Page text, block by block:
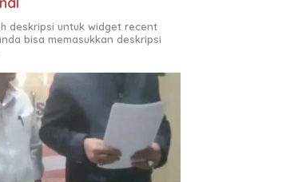
deskripsi untuk widget recent
bisa memasukkan deskripsi